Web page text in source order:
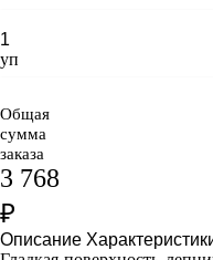
уп
Общая
сумма
заказа
3 768
₽
Описание